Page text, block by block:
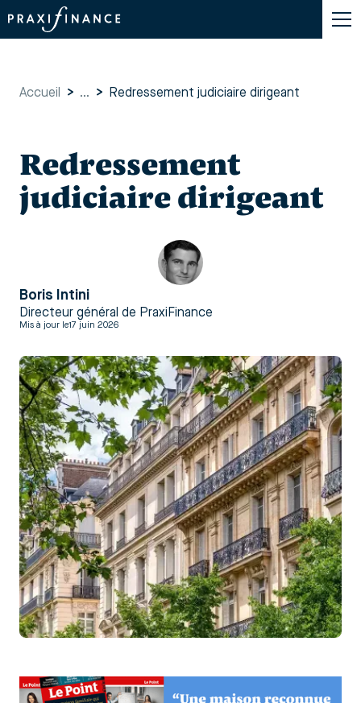
Accueil > ... > Redressement judiciaire dirigeant
Redressement
judiciaire dirigeant
Boris Intini
Directeur général de PraxiFinance
Mis à jour le17 juin 2026